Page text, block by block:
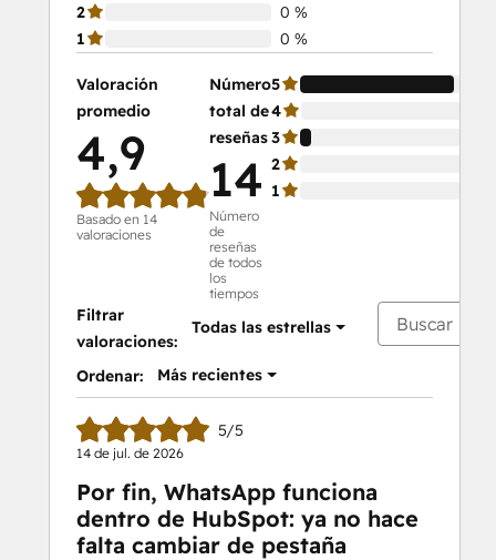
2
0 %
1
0 %
Valoración
promedio
4,9
Basado en 14
valoraciones
Número
total de
reseñas
14
Número
de
reseñas
de todos
los
tiempos
5
4
3
2
1
Filtrar
valoraciones:
Todas las estrellas
Ordenar: Más recientes
5/5
14 de jul. de 2026
Por fin, WhatsApp funciona
dentro de HubSpot: ya no hace
falta cambiar de pestaña